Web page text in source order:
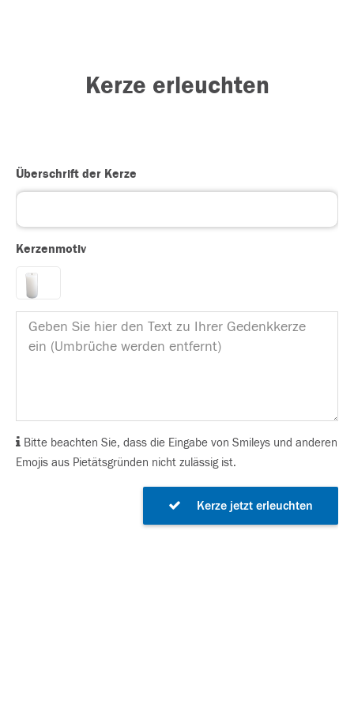
Kerze erleuchten
Überschrift der Kerze
Kerzenmotiv
Bitte beachten Sie, dass die Eingabe von Smileys und anderen
Emojis aus Pietätsgründen nicht zulässig ist.
Kerze jetzt erleuchten